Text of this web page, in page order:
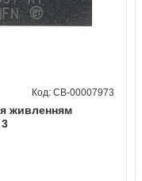
живленням
CB-00007973